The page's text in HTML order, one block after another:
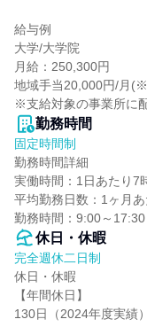
給与例
大学/大学院
月給：250,300円
地域手当20,000円/月
※支給対象の事業所に
勤務時間
固定時間制
勤務時間詳細
実働時間：1日あたり7
平均勤務日数：1ヶ月
勤務時間：9:00～17:30
休日・休暇
完全週休二日制
休日・休暇
【年間休日】
130日（2024年度実績）